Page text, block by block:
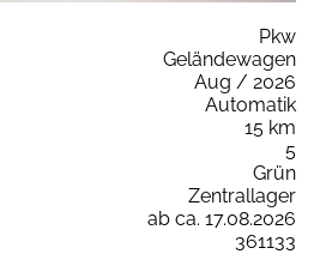
Pkw
Geländewagen
Aug / 2026
Automatik
15 km
5
Grün
Zentrallager
ab ca. 17.08.2026
361133